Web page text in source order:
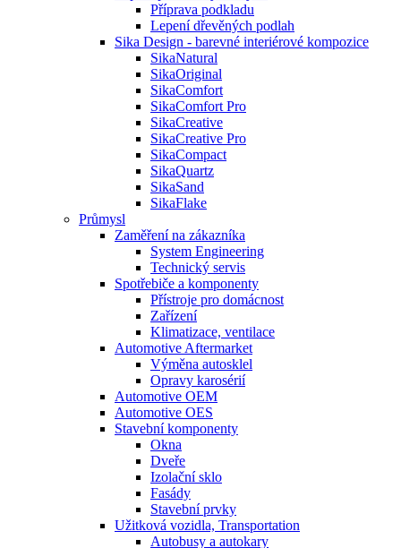
Příprava podkladu
Lepení dřevěných podlah
Sika Design - barevné interiérové kompozice
SikaNatural
SikaOriginal
SikaComfort
SikaComfort Pro
SikaCreative
SikaCreative Pro
SikaCompact
SikaQuartz
SikaSand
SikaFlake
Průmysl
Zaměření na zákazníka
System Engineering
Technický servis
Spotřebiče a komponenty
Přístroje pro domácnost
Zařízení
Klimatizace, ventilace
Automotive Aftermarket
Výměna autosklel
Opravy karosérií
Automotive OEM
Automotive OES
Stavební komponenty
Okna
Dveře
Izolační sklo
Fasády
Stavební prvky
Užitková vozidla, Transportation
Autobusy a autokary